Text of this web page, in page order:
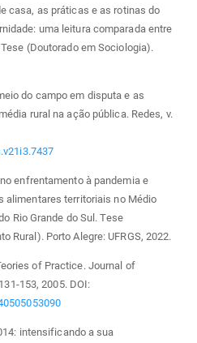
casa, as práticas e as rotinas do
uma leitura comparada entre
(Doutorado em Sociologia).
do campo em disputa e as
rural na ação pública. Redes, v.
enfrentamento à pandemia e
alimentares territoriais no Médio
Rio Grande do Sul. Tese
Rural). Porto Alegre: UFRGS, 2022.
of Practice. Journal of
153, 2005. DOI:
intensificando a sua